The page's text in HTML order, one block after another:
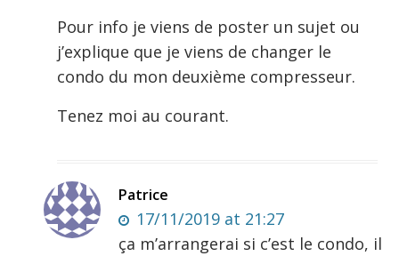
Pour info je viens de poster un sujet ou
j’explique que je viens de changer le
condo du mon deuxième compresseur.
Tenez moi au courant.
Patrice
17/11/2019 at 21:27
ça m’arrangerai si c’est le condo, il